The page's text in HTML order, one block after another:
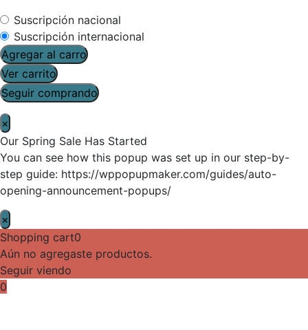
Suscripción nacional
Suscripción internacional
Agregar al carro
Ver carrito
Seguir comprando
×
Our Spring Sale Has Started
You can see how this popup was set up in our step-by-
step guide: https://wppopupmaker.com/guides/auto-
opening-announcement-popups/
×
Shopping cart0
Aún no agregaste productos.
Seguir viendo
0